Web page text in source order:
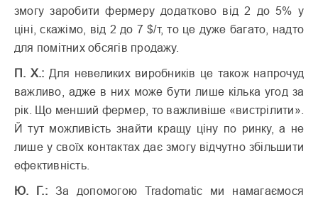
змогу заробити фермеру додатково від 2 до 5% у
ціні, скажімо, від 2 до 7 $/т, то це дуже багато, надто
для помітних обсягів продажу.
П. Х.: Для невеликих виробників це також напрочуд
важливо, адже в них може бути лише кілька угод за
рік. Що менший фермер, то важливіше «вистрілити».
Й тут можливість знайти кращу ціну по ринку, а не
лише у своїх контактах дає змогу відчутно збільшити
ефективність.
Ю. Г.: За допомогою Tradomatic ми намагаємося